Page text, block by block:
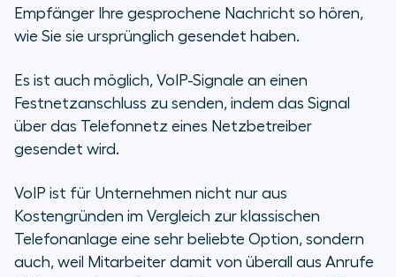
Empfänger Ihre gesprochene Nachricht so hören,
wie Sie sie ursprünglich gesendet haben.
Es ist auch möglich, VoIP-Signale an einen
Festnetzanschluss zu senden, indem das Signal
über das Telefonnetz eines Netzbetreiber
gesendet wird.
VoIP ist für Unternehmen nicht nur aus
Kostengründen im Vergleich zur klassischen
Telefonanlage eine sehr beliebte Option, sondern
auch, weil Mitarbeiter damit von überall aus Anrufe